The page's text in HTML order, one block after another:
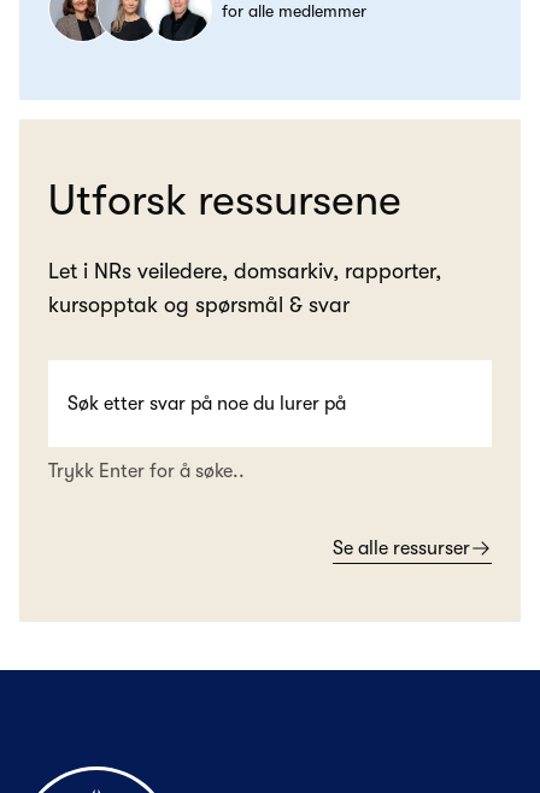
for alle medlemmer
Utforsk ressursene
Let i NRs veiledere, domsarkiv, rapporter,
kursopptak og spørsmål & svar
Trykk Enter for å søke..
Se alle ressurser
Til forsiden